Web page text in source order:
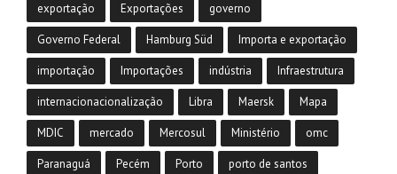
exportação Exportações governo
Governo Federal Hamburg Süd Importa e exportação
importação Importações indústria Infraestrutura
internacionacionalização Libra Maersk Mapa
MDIC mercado Mercosul Ministério omc
Paranaguá Pecém Porto porto de santos